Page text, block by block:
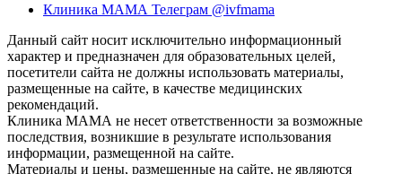
Клиника МАМА Телеграм @ivfmama
Данный сайт носит исключительно информационный
характер и предназначен для образовательных целей,
посетители сайта не должны использовать материалы,
размещенные на сайте, в качестве медицинских
рекомендаций.
Клиника МАМА не несет ответственности за возможные
последствия, возникшие в результате использования
информации, размещенной на сайте.
Материалы и цены, размещенные на сайте, не являются